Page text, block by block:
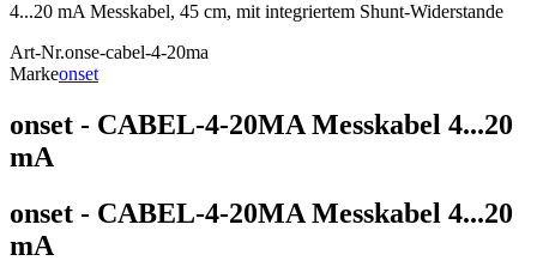
4...20 mA Messkabel, 45 cm, mit integriertem Shunt-Widerstande
Art-Nr.onse-cabel-4-20ma
Markeonset
onset - CABEL-4-20MA Messkabel 4...20
mA
onset - CABEL-4-20MA Messkabel 4...20
mA